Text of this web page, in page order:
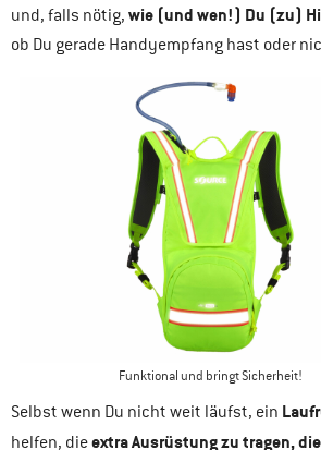
und, falls nötig, wie (und wen!) Du (zu)
ob Du gerade Handyempfang hast oder
Funktional und bringt Sicherheit!
Selbst wenn Du nicht weit läufst, ein
helfen, dieextra Ausrüstung zu tragen,